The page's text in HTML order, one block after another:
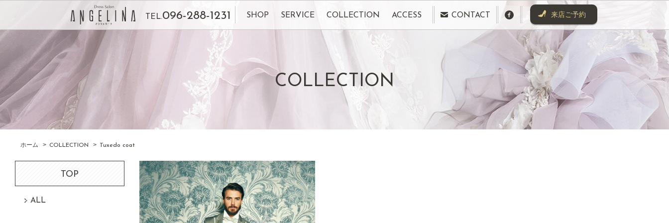
TEL.096-288-1231 SHOP SERVICE COLLECTION ACCESS CONTACT 来店ご予約
COLLECTION
ホーム COLLECTION Tuxedo coat
TOP
ALL